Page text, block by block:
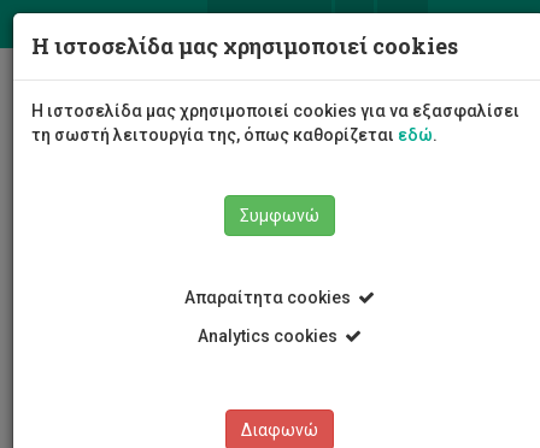
Η ιστοσελίδα μας χρησιμοποιεί cookies
Η ιστοσελίδα μας χρησιμοποιεί cookies για να εξασφαλίσει
τη σωστή λειτουργία της, όπως καθορίζεται εδώ.
Συμφωνώ
Απαραίτητα cookies
Analytics cookies
Διαφωνώ